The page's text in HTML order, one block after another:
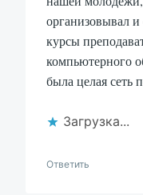
организовывал
курсы
компьютерного
была целая сеть
Загрузка...
Ответить